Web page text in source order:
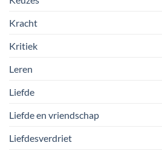
Kracht
Kritiek
Leren
Liefde
Liefde en vriendschap
Liefdesverdriet